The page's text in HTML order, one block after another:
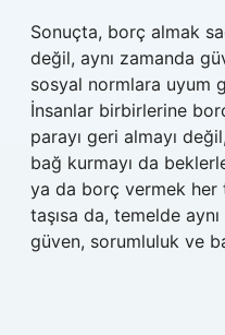
Sonuçta, borç almak
değil, aynı zamanda
sosyal normlara uyum
İnsanlar birbirlerine
parayı geri almayı
bağ kurmayı da
ya da borç vermek her
taşısa da, temelde
güven, sorumluluk ve